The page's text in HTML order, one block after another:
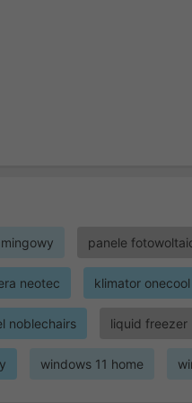
panele
neotec klimator onecool
noblechairs liquid freezer
windows 11 home